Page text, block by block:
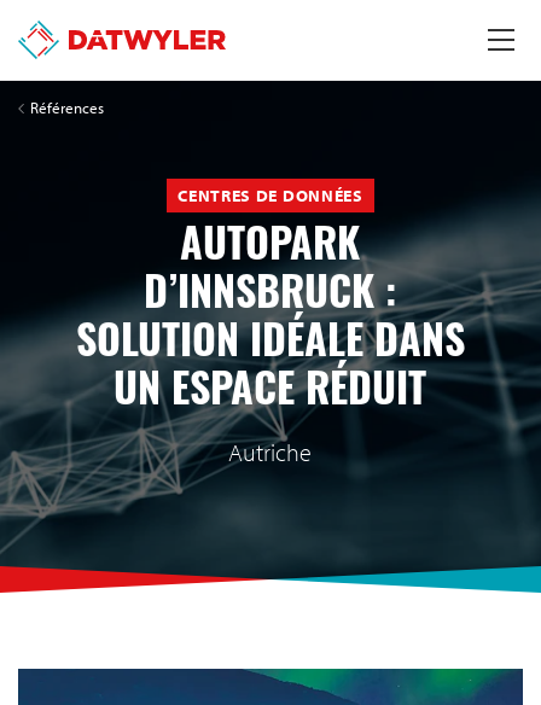
Références
CENTRES DE DONNÉES
AUTOPARK
D’INNSBRUCK :
SOLUTION IDÉALE DANS
UN ESPACE RÉDUIT
Autriche